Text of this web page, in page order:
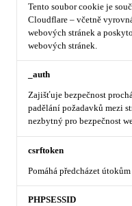
Tento soubor cookie je
Cloudflare – včetně
webových stránek a
webových stránek.
_auth
Zajišťuje bezpečnost
padělání požadavků mezi
nezbytný pro bezpečnost
csrftoken
Pomáhá předcházet
PHPSESSID